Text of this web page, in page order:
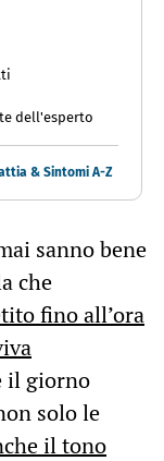
dell'esperto
& Sintomi A-Z
sanno bene
che
fino all’ora
il giorno
solo le
il tono